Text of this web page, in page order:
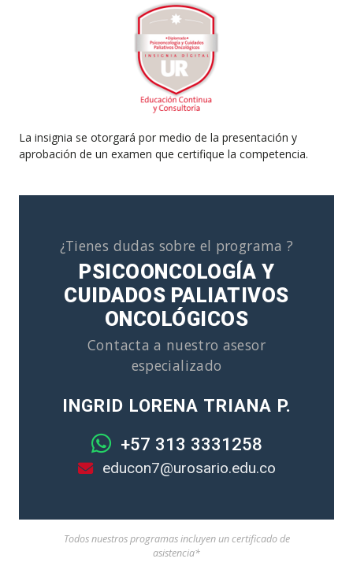
La insignia se otorgará por medio de la presentación y
aprobación de un examen que certifique la competencia.
¿Tienes dudas sobre el programa ?
PSICOONCOLOGÍA Y
CUIDADOS PALIATIVOS
ONCOLÓGICOS
Contacta a nuestro asesor
especializado
INGRID LORENA TRIANA P.
+57 313 3331258
educon7@urosario.edu.co
Todos nuestros programas incluyen un certificado de
asistencia*